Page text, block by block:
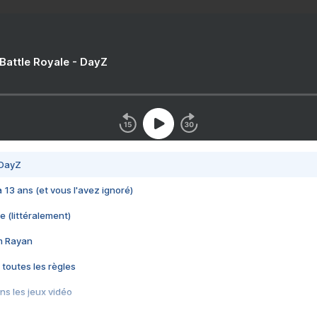
Royale - DayZ
13 ans (et vous l'avez ignoré)
(littéralement)
Rayan
toutes les règles
les jeux vidéo